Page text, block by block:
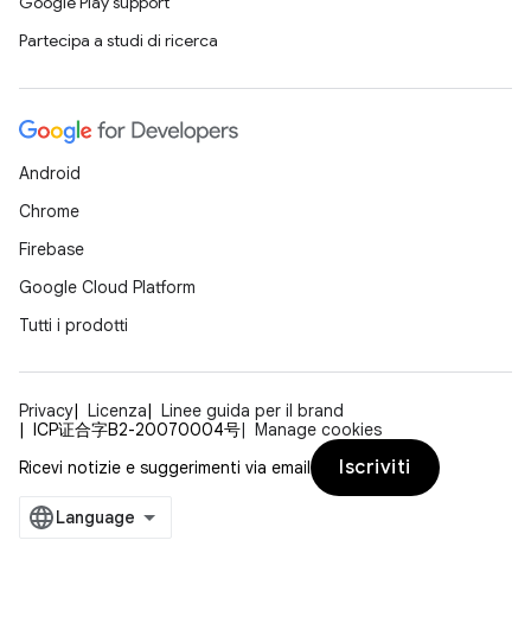
Partecipa a studi di ricerca
Android
Chrome
Firebase
Google Cloud Platform
Tutti i prodotti
Privacy Licenza
Linee guida per il brand
ICP证合字B2-20070004号
Manage cookies
Ricevi notizie e suggerimenti via email
Iscriviti